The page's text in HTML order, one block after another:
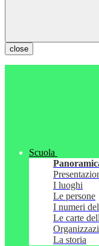
close
Scuola
I luoghi
Le persone
I numeri
Le carte
La storia